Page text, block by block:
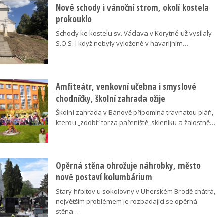
Nové schody i vánoční strom, okolí kostela
prokouklo
Schody ke kostelu sv. Václava v Korytné už vysílaly
S.O.S. I když nebyly vyloženě v havarijním…
Amfiteátr, venkovní učebna i smyslové
chodníčky, školní zahrada ožije
Školní zahrada v Bánově připomíná travnatou pláň,
kterou „zdobí“ torza pařeniště, skleníku a žalostně…
Opěrná stěna ohrožuje náhrobky, město
nově postaví kolumbárium
Starý hřbitov u sokolovny v Uherském Brodě chátrá,
největším problémem je rozpadající se opěrná
stěna…